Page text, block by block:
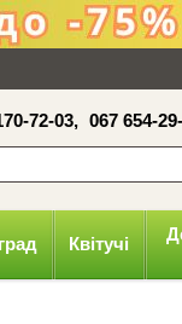
72-03, 067 654-
Квітучі